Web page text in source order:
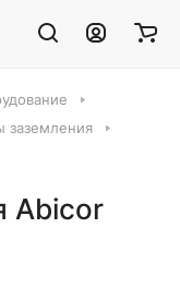
заземления
Abicor